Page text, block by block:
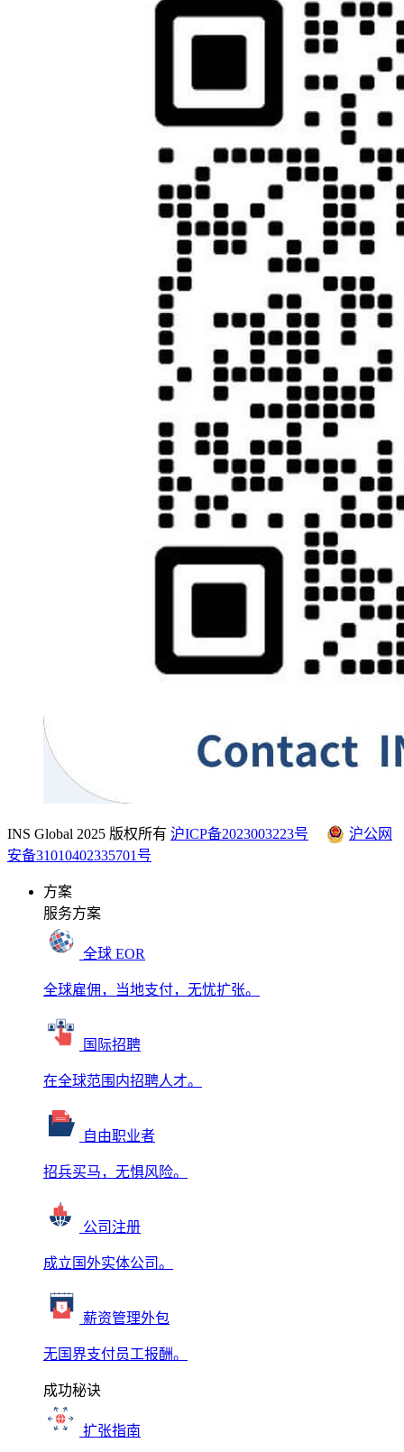
INS Global 2025 版权所有 沪ICP备2023003223号
沪公网
安备31010402335701号
方案
服务方案
全球 EOR
全球雇佣，当地支付，无忧扩张。
国际招聘
在全球范围内招聘人才。
自由职业者
招兵买马，无惧风险。
公司注册
成立国外实体公司。
薪资管理外包
无国界支付员工报酬。
成功秘诀
扩张指南